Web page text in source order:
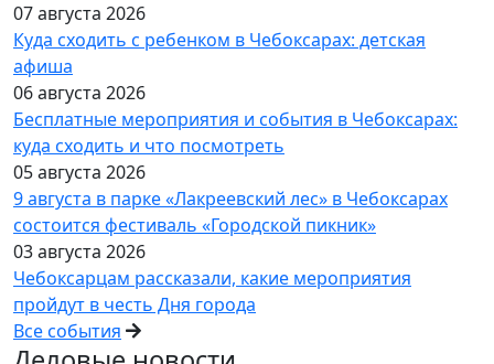
07 августа 2026
Куда сходить с ребенком в Чебоксарах: детская
афиша
06 августа 2026
Бесплатные мероприятия и события в Чебоксарах:
куда сходить и что посмотреть
05 августа 2026
9 августа в парке «Лакреевский лес» в Чебоксарах
состоится фестиваль «Городской пикник»
03 августа 2026
Чебоксарцам рассказали, какие мероприятия
пройдут в честь Дня города
Все события